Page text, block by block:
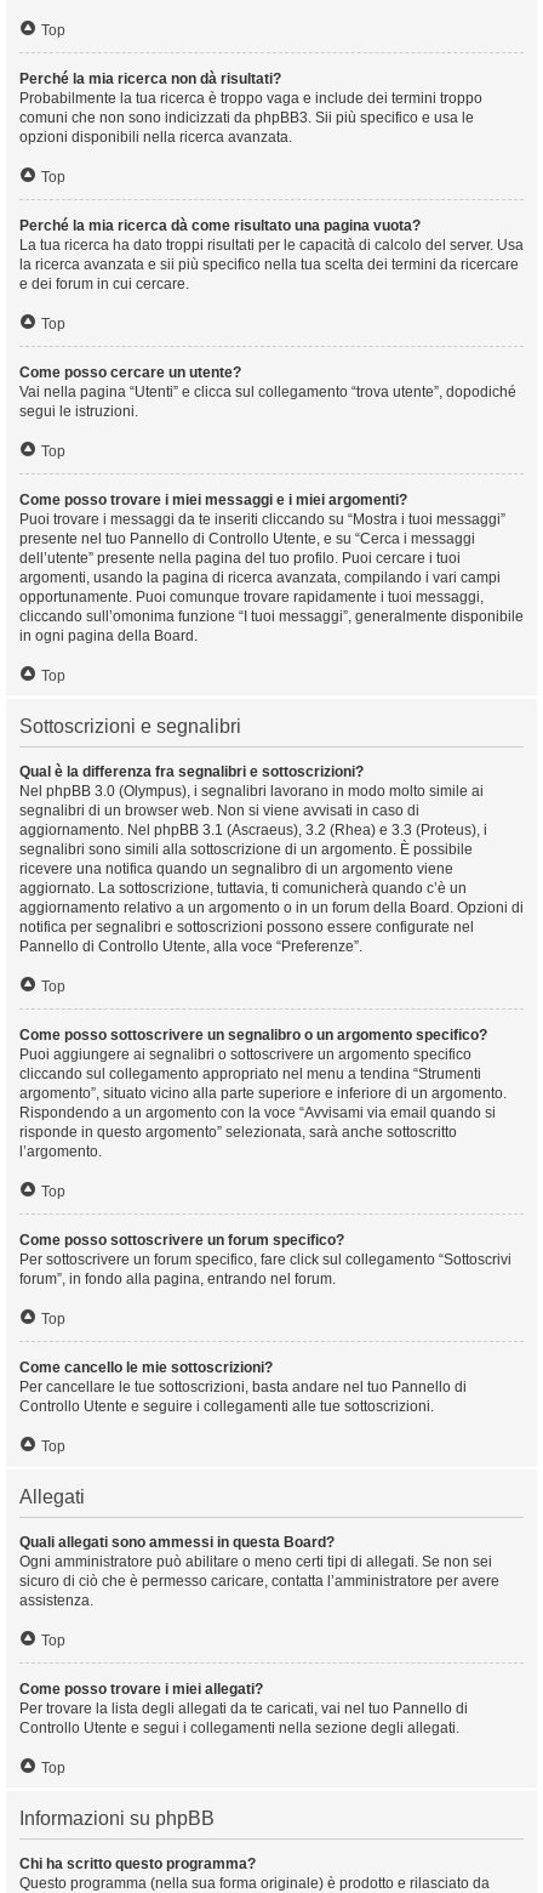
Top
Perché la mia ricerca non dà risultati?
Probabilmente la tua ricerca è troppo vaga e include dei termini troppo
comuni che non sono indicizzati da phpBB3. Sii più specifico e usa le
opzioni disponibili nella ricerca avanzata.
Top
Perché la mia ricerca dà come risultato una pagina vuota?
La tua ricerca ha dato troppi risultati per le capacità di calcolo del server. Usa
la ricerca avanzata e sii più specifico nella tua scelta dei termini da ricercare
e dei forum in cui cercare.
Top
Come posso cercare un utente?
Vai nella pagina “Utenti” e clicca sul collegamento “trova utente”, dopodiché
segui le istruzioni.
Top
Come posso trovare i miei messaggi e i miei argomenti?
Puoi trovare i messaggi da te inseriti cliccando su “Mostra i tuoi messaggi”
presente nel tuo Pannello di Controllo Utente, e su “Cerca i messaggi
dell’utente” presente nella pagina del tuo profilo. Puoi cercare i tuoi
argomenti, usando la pagina di ricerca avanzata, compilando i vari campi
opportunamente. Puoi comunque trovare rapidamente i tuoi messaggi,
cliccando sull’omonima funzione “I tuoi messaggi”, generalmente disponibile
in ogni pagina della Board.
Top
Sottoscrizioni e segnalibri
Qual è la differenza fra segnalibri e sottoscrizioni?
Nel phpBB 3.0 (Olympus), i segnalibri lavorano in modo molto simile ai
segnalibri di un browser web. Non si viene avvisati in caso di
aggiornamento. Nel phpBB 3.1 (Ascraeus), 3.2 (Rhea) e 3.3 (Proteus), i
segnalibri sono simili alla sottoscrizione di un argomento. È possibile
ricevere una notifica quando un segnalibro di un argomento viene
aggiornato. La sottoscrizione, tuttavia, ti comunicherà quando c’è un
aggiornamento relativo a un argomento o in un forum della Board. Opzioni di
notifica per segnalibri e sottoscrizioni possono essere configurate nel
Pannello di Controllo Utente, alla voce “Preferenze”.
Top
Come posso sottoscrivere un segnalibro o un argomento specifico?
Puoi aggiungere ai segnalibri o sottoscrivere un argomento specifico
cliccando sul collegamento appropriato nel menu a tendina “Strumenti
argomento”, situato vicino alla parte superiore e inferiore di un argomento.
Rispondendo a un argomento con la voce “Avvisami via email quando si
risponde in questo argomento” selezionata, sarà anche sottoscritto
l’argomento.
Top
Come posso sottoscrivere un forum specifico?
Per sottoscrivere un forum specifico, fare click sul collegamento “Sottoscrivi
forum”, in fondo alla pagina, entrando nel forum.
Top
Come cancello le mie sottoscrizioni?
Per cancellare le tue sottoscrizioni, basta andare nel tuo Pannello di
Controllo Utente e seguire i collegamenti alle tue sottoscrizioni.
Top
Allegati
Quali allegati sono ammessi in questa Board?
Ogni amministratore può abilitare o meno certi tipi di allegati. Se non sei
sicuro di ciò che è permesso caricare, contatta l’amministratore per avere
assistenza.
Top
Come posso trovare i miei allegati?
Per trovare la lista degli allegati da te caricati, vai nel tuo Pannello di
Controllo Utente e segui i collegamenti nella sezione degli allegati.
Top
Informazioni su phpBB
Chi ha scritto questo programma?
Questo programma (nella sua forma originale) è prodotto e rilasciato da